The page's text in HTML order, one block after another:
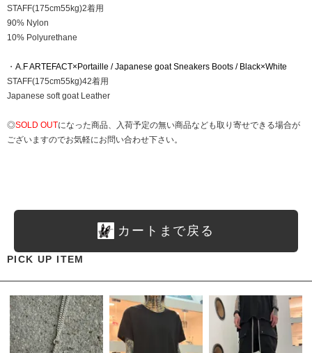
STAFF(175cm55kg)2着用
90% Nylon
10% Polyurethane
・ A.F ARTEFACT×Portaille / Japanese goat Sneakers Boots / Black×White
STAFF(175cm55kg)42着用
Japanese soft goat Leather
◎SOLD OUTになった商品、入荷予定の無い商品なども取り寄せできる場合が
ございますのでお気軽にお問い合わせ下さい。
カートまで戻る
PICK UP ITEM